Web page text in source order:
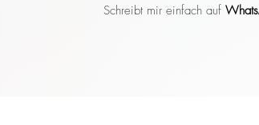
Schreibt mir einfach auf